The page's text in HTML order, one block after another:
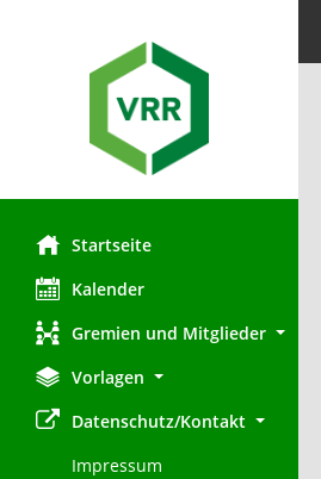
Startseite
Kalender
Gremien und Mitglieder
Vorlagen
Datenschutz/Kontakt
Impressum